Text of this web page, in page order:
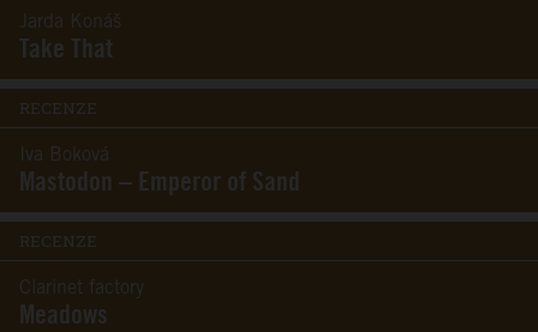
Jarda Konáš
Take That
RECENZE
Iva Boková
Mastodon – Emperor of Sand
RECENZE
Clarinet factory
Meadows